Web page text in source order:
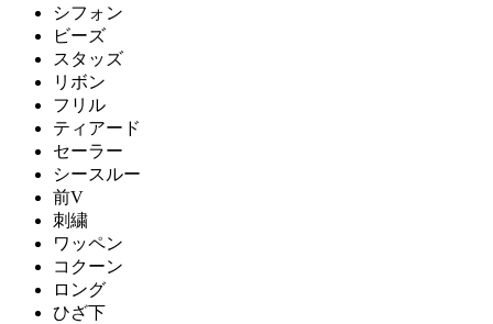
シフォン
ビーズ
スタッズ
リボン
フリル
ティアード
セーラー
シースルー
前V
刺繍
ワッペン
コクーン
ロング
ひざ下